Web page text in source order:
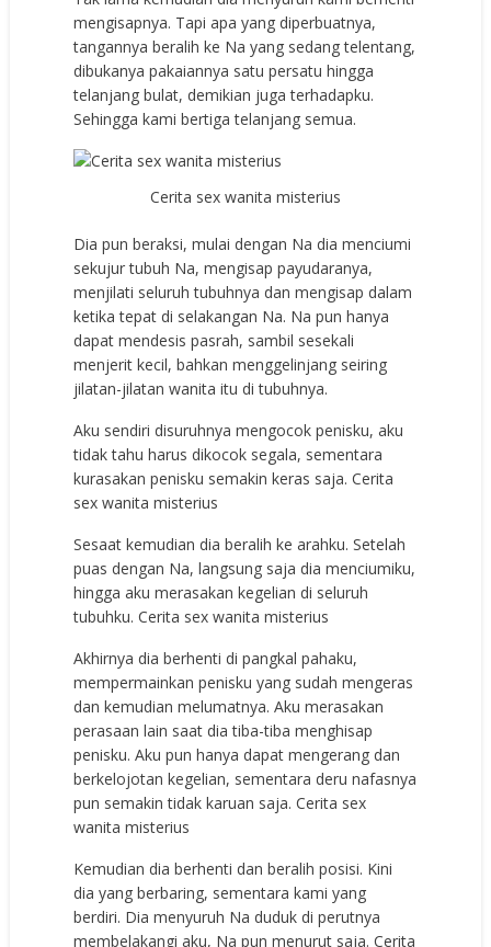
mengisapnya. Tapi apa yang diperbuatnya,
tangannya beralih ke Na yang sedang telentang,
dibukanya pakaiannya satu persatu hingga
telanjang bulat, demikian juga terhadapku.
Sehingga kami bertiga telanjang semua.
Cerita sex wanita misterius
Dia pun beraksi, mulai dengan Na dia menciumi
sekujur tubuh Na, mengisap payudaranya,
menjilati seluruh tubuhnya dan mengisap dalam
ketika tepat di selakangan Na. Na pun hanya
dapat mendesis pasrah, sambil sesekali
menjerit kecil, bahkan menggelinjang seiring
jilatan-jilatan wanita itu di tubuhnya.
Aku sendiri disuruhnya mengocok penisku, aku
tidak tahu harus dikocok segala, sementara
kurasakan penisku semakin keras saja. Cerita
sex wanita misterius
Sesaat kemudian dia beralih ke arahku. Setelah
puas dengan Na, langsung saja dia menciumiku,
hingga aku merasakan kegelian di seluruh
tubuhku. Cerita sex wanita misterius
Akhirnya dia berhenti di pangkal pahaku,
mempermainkan penisku yang sudah mengeras
dan kemudian melumatnya. Aku merasakan
perasaan lain saat dia tiba-tiba menghisap
penisku. Aku pun hanya dapat mengerang dan
berkelojotan kegelian, sementara deru nafasnya
pun semakin tidak karuan saja. Cerita sex
wanita misterius
Kemudian dia berhenti dan beralih posisi. Kini
dia yang berbaring, sementara kami yang
berdiri. Dia menyuruh Na duduk di perutnya
membelakangi aku, Na pun menurut saja. Cerita